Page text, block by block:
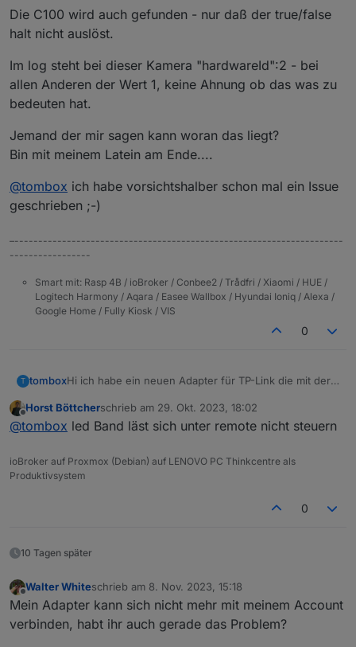
Die C100 wird auch gefunden - nur daß der true/false
halt nicht auslöst.
Im log steht bei dieser Kamera "hardwareId":2 - bei
allen Anderen der Wert 1, keine Ahnung ob das was zu
bedeuten hat.
Jemand der mir sagen kann woran das liegt?
Bin mit meinem Latein am Ende....
@tombox ich habe vorsichtshalber schon mal ein Issue
geschrieben ;-)
–---------------------------------------------------------------------
-----------------
Smart mit: Rasp 4B / ioBroker / Conbee2 / Trådfri / Xiaomi / HUE /
Logitech Harmony / Aqara / Easee Wallbox / Hyundai Ioniq / Alexa /
Google Home / Fully Kiosk / VIS
0
T tomboxHi ich habe ein neuen Adapter für TP-Link die mit der
Der Adapter loggt sich über die Cloud ein um alle
Geräte mit IP zu finden
manuell die IP gesetzt wird.
tapo.0.id.ip
Dann versucht er sich lokal mit username und
Password auf die Geräte zu verbinden und zu steuern.
tapo.0.id
Motion Detection funktioniert mit Stream User und
Minimum Node v14 muss installiert sein, sonst
Repo auswählen:
Offline
Horst Böttcherschrieb am 29. Okt. 2023, 18:02
zuletzt editiert von
@tombox led Band läst sich unter remote nicht steuern
ioBroker auf Proxmox (Debian) auf LENOVO PC Thinkcentre als
Produktivsystem
0
10 Tagen später
Offline
Walter Whiteschrieb am 8. Nov. 2023, 15:18
zuletzt editiert von
Mein Adapter kann sich nicht mehr mit meinem Account
verbinden, habt ihr auch gerade das Problem?